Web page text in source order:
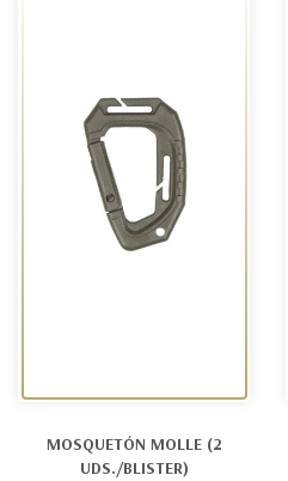
MOSQUETÓN MOLLE (2
UDS./BLISTER)